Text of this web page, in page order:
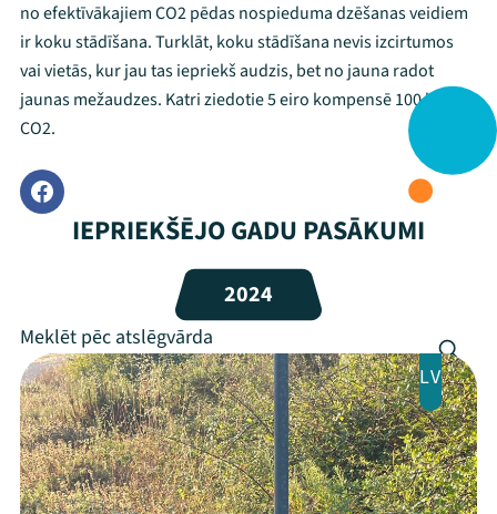
Arhīvs
Viņi bija LAMPĀ 2026
Veikals
Kontakti
no efektīvākajiem CO2 pēdas nospieduma dzēšanas veidiem
ir koku stādīšana. Turklāt, koku stādīšana nevis izcirtumos
vai vietās, kur jau tas iepriekš audzis, bet no jauna radot
jaunas mežaudzes. Katri ziedotie 5 eiro kompensē 100 kg
CO2.
IEPRIEKŠĒJO GADU PASĀKUMI
2024
LV